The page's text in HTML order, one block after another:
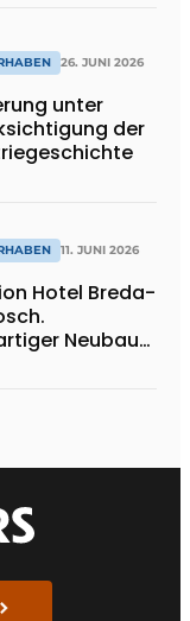
26. JUNI 2026
unter
der
11. JUNI 2026
Hotel Breda-
Neubau